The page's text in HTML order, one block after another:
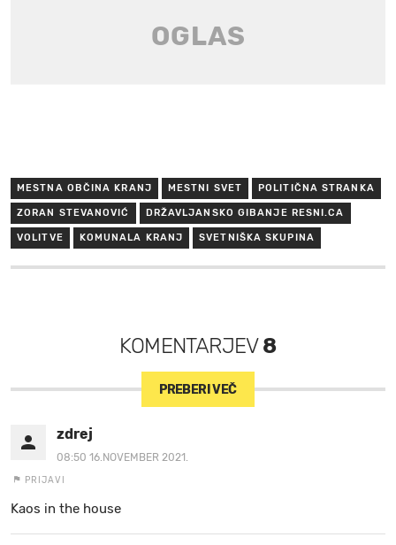
MESTNA OBČINA KRANJ MESTNI SVET POLITIČNA STRANKA
ZORAN STEVANOVIĆ DRŽAVLJANSKO GIBANJE RESNI.CA
VOLITVE KOMUNALA KRANJ SVETNIŠKA SKUPINA
KOMENTARJEV8
PREBERI VEČ
zdrej
08:50 16.NOVEMBER 2021.
PRIJAVI
Kaos in the house